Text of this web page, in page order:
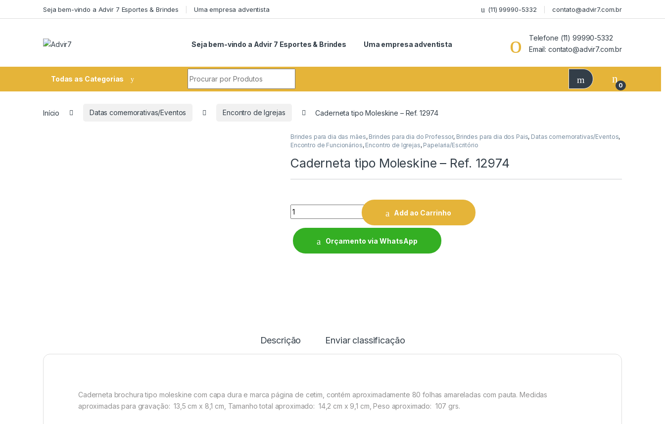
Seja bem-vindo a Advir 7 Esportes & Brindes Uma empresa adventista (11) 99990-5332 contato@advir7.com.br
Seja bem-vindo a Advir 7 Esportes & Brindes Uma empresa adventista
Telefone (11) 99990-5332
Email: contato@advir7.com.br
Todas as Categorias
0
Início Datas comemorativas/Eventos Encontro de Igrejas Caderneta tipo Moleskine – Ref. 12974
Brindes para dia das mães, Brindes para dia do Professor, Brindes para dia dos Pais, Datas comemorativas/Eventos,
Encontro de Funcionários, Encontro de Igrejas, Papelaria/Escritório
Caderneta tipo Moleskine – Ref. 12974
Quantity
Add ao Carrinho
Orçamento via WhatsApp
Descrição Enviar classificação
Caderneta brochura tipo moleskine com capa dura e marca página de cetim, contém aproximadamente 80 folhas amareladas com pauta.Medidas
aproximadas para gravação: 13,5 cm x 8,1 cm, Tamanho total aproximado: 14,2 cm x 9,1 cm,Peso aproximado: 107 grs.